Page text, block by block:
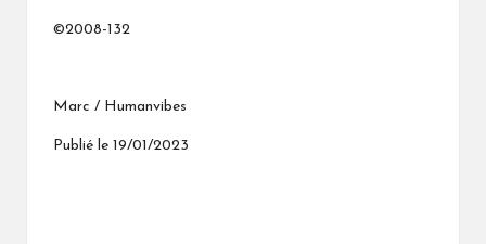
©2008-132
Marc / Humanvibes
Publié le 19/01/2023